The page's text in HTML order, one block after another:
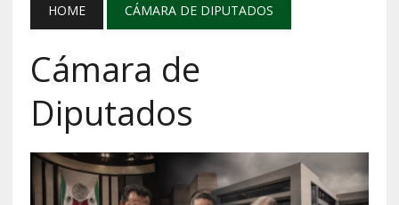
HOME CÁMARA DE DIPUTADOS
Cámara de
Diputados